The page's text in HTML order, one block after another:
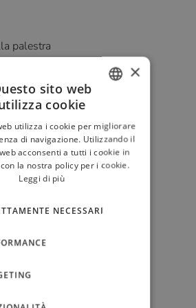
palestra
alla SPA
ogni 3 giorni
Villoresi
FRENCH
GERMAN
×
sito web
cookie
utilizza i cookie per migliorare
di navigazione. Utilizzando il
acconsenti a tutti i cookie in
la nostra policy per i cookie.
Leggi di più
NECESSARI